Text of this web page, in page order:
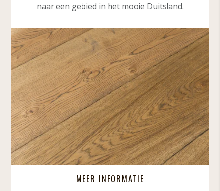
naar een gebied in het mooie Duitsland.
MEER INFORMATIE